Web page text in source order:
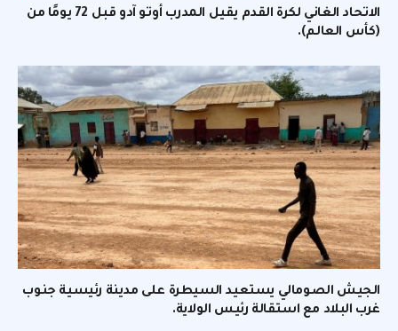
الاتحاد الغاني لكرة القدم يقيل المدرب أوتو آدو قبل 72 يومًا من
(كأس العالم).
الجيش الصومالي يستعيد السيطرة على مدينة رئيسية جنوب
غرب البلاد مع استقالة رئيس الولاية.